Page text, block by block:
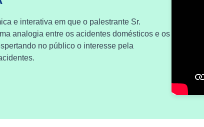
e interativa em que o palestrante Sr.
analogia entre os acidentes domésticos e os
no público o interesse pela